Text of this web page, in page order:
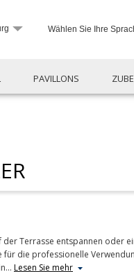
Wählen Sie Ihre
PAVILLONS
Terrasse entspannen oder
die professionelle
… Lesen Sie mehr